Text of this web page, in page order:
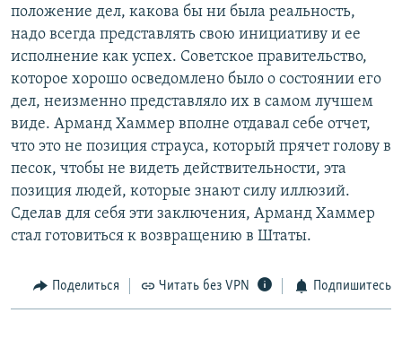
положение дел, какова бы ни была реальность,
надо всегда представлять свою инициативу и ее
исполнение как успех. Советское правительство,
которое хорошо осведомлено было о состоянии его
дел, неизменно представляло их в самом лучшем
виде. Арманд Хаммер вполне отдавал себе отчет,
что это не позиция страуса, который прячет голову в
песок, чтобы не видеть действительности, эта
позиция людей, которые знают силу иллюзий.
Сделав для себя эти заключения, Арманд Хаммер
стал готовиться к возвращению в Штаты.
Поделиться Читать без VPN Подпишитесь